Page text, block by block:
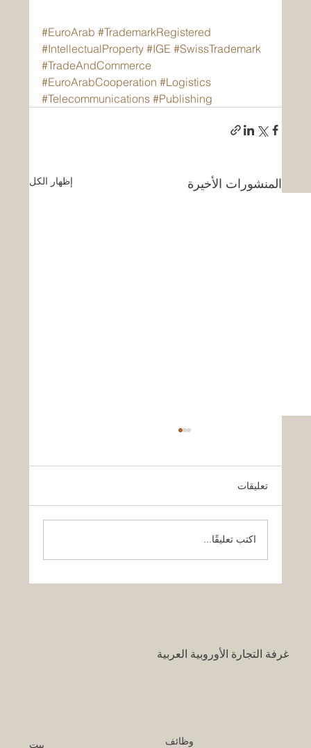
#EuroArab #TrademarkRegistered
#IntellectualProperty #IGE #SwissTrademark
#TradeAndCommerce
#EuroArabCooperation #Logistics
#Telecommunications #Publishing
المنشورات الأخيرة إظهار الكل
تعليقات
اكتب تعليقًا...
غرفة التجارة الأوروبية العربية
بيت
وظائف